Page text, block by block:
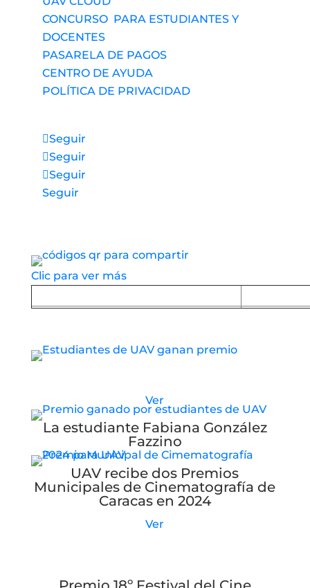
CONCURSO PARA ESTUDIANTES Y
DOCENTES
PASARELA DE PAGOS
CENTRO DE AYUDA
POLÍTICA DE PRIVACIDAD
Seguir
Seguir
Seguir
Seguir
Clic para ver más
Ver
La estudiante Fabiana González
Fazzino
UAV recibe dos Premios
Municipales de Cinematografía de
Caracas en 2024
Ver